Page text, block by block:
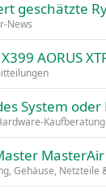
Verdana
geschätzte
News
AORUS
System oder
Kaufberatung
Gehäuse, Netzteile